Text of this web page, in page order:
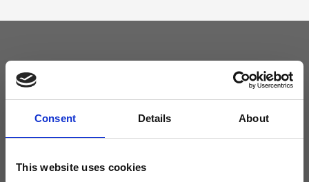
Consent Details About
This website uses cookies
Tieniti aggiornato
Non perdere le novità di Ripani, iscriviti alla newsletter!